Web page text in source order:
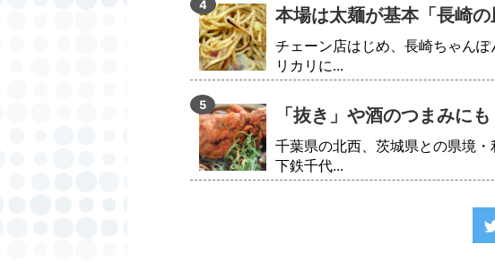
本場は太麺が基本「長崎の
チェーン店はじめ、長崎ちゃん
リカリに...
「抜き」や酒のつまみに
千葉県の北西、茨城県との県境
下鉄千代...